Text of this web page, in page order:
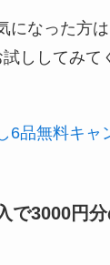
になった方
ししてみて
6品無料キャ
で3000円